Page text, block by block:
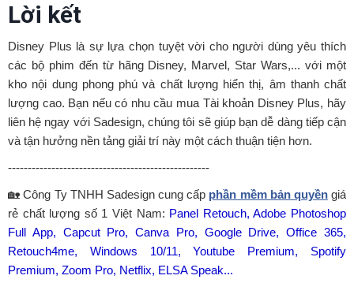
Lời kết
Disney Plus là sự lựa chọn tuyệt vời cho người dùng yêu thích
các bộ phim đến từ hãng Disney, Marvel, Star Wars,... với một
kho nội dung phong phú và chất lượng hiển thị, âm thanh chất
lượng cao. Bạn nếu có nhu cầu mua Tài khoản Disney Plus, hãy
liên hệ ngay với Sadesign, chúng tôi sẽ giúp bạn dễ dàng tiếp cận
và tận hưởng nền tảng giải trí này một cách thuận tiện hơn.
---------------------------------------------------
🏡 Công Ty TNHH Sadesign cung cấp phần mềm bản quyềngiá
rẻ chất lượng số 1 Việt Nam: Panel Retouch, Adobe Photoshop
Full App, Capcut Pro, Canva Pro, Google Drive, Office 365,
Retouch4me, Windows 10/11, Youtube Premium, Spotify
Premium, Zoom Pro, Netflix, ELSA Speak...